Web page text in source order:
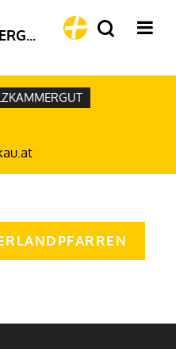
STEIRISCHES SALZKAMMERGUT